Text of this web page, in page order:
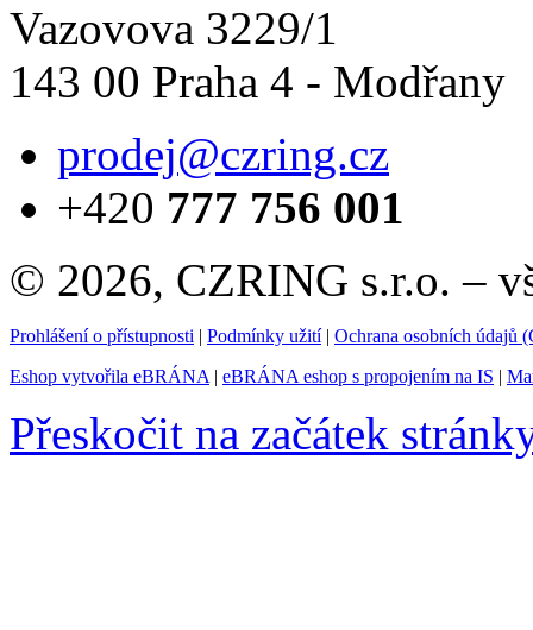
Vazovova 3229/1
143 00 Praha 4 - Modřany
prodej@czring.cz
+420 777 756 001
© 2026, CZRING s.r.o. –
Prohlášení o přístupnosti | Podmínky užití| Ochrana osobních údajů
Eshop vytvořila eBRÁNA | eBRÁNA eshop s propojením na IS |
Přeskočit na začátek